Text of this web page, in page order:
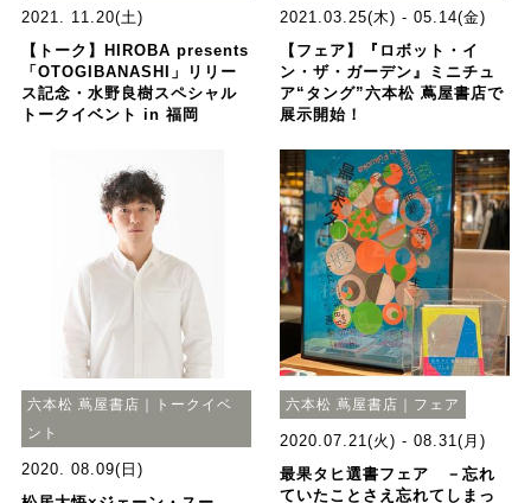
2021. 11.20(土)
【トーク】HIROBA presents
「OTOGIBANASHI」リリー
ス記念・水野良樹スペシャル
トークイベント in 福岡
2021.03.25(木) - 05.14(金)
【フェア】『ロボット・イ
ン・ザ・ガーデン』ミニチュ
ア“タング”六本松 蔦屋書店で
展示開始！
六本松 蔦屋書店｜トークイベ
ント
2020. 08.09(日)
六本松 蔦屋書店｜フェア
2020.07.21(火) - 08.31(月)
最果タヒ選書フェア －忘れ
ていたことさえ忘れてしまっ